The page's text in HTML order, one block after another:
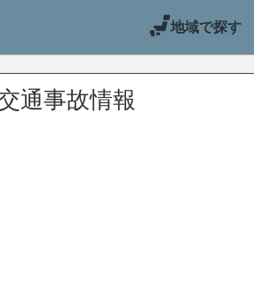
地域で探す
通事故情報